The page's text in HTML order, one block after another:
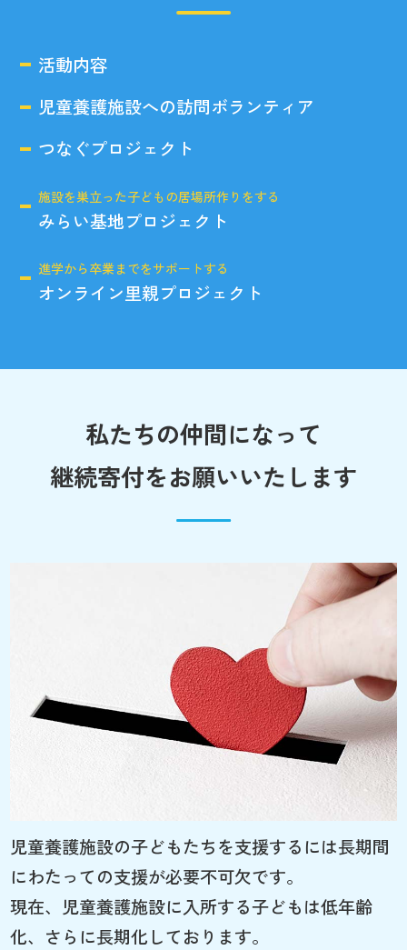
活動内容
児童養護施設への訪問ボランティア
つなぐプロジェクト
施設を巣立った子どもの居場所作りをする
みらい基地プロジェクト
進学から卒業までをサポートする
オンライン里親プロジェクト
私たちの仲間になって
継続寄付をお願いいたします
児童養護施設の子どもたちを支援するには長期間
にわたっての支援が必要不可欠です。
現在、児童養護施設に入所する子どもは低年齢
化、さらに長期化しております。